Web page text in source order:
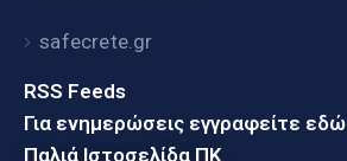
safecrete.gr
RSS Feeds
Για ενημερώσεις εγγραφείτε εδώ
Παλιά Ιστοσελίδα ΠΚ